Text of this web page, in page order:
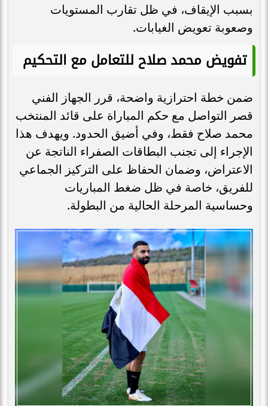
بسبب الإيقاف، في ظل تقارب المستويات
وصعوبة تعويض الغيابات.
تفويض محمد صلاح للتعامل مع التحكيم
ضمن خطة احترازية واضحة، قرر الجهاز الفني
قصر التواصل مع حكم المباراة على قائد المنتخب
محمد صلاح فقط، وفي أضيق الحدود. ويهدف هذا
الإجراء إلى تجنب البطاقات الصفراء الناتجة عن
الاعتراض، وضمان الحفاظ على التركيز الجماعي
للفريق، خاصة في ظل ضغط المباريات
وحساسية المرحلة الحالية من البطولة.